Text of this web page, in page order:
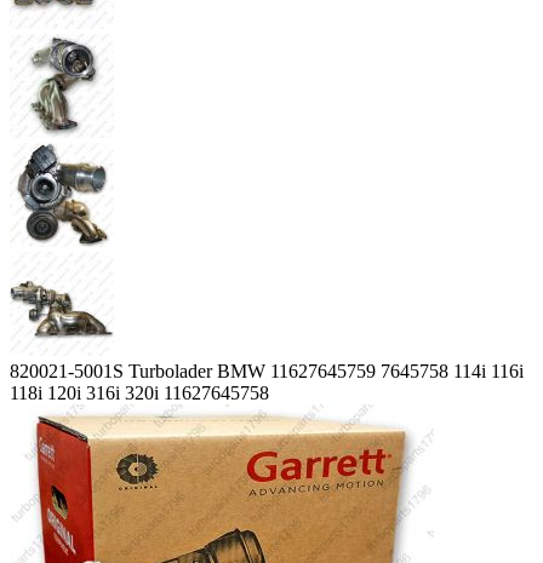
820021-5001S Turbolader BMW 11627645759 7645758 114i 116i
118i 120i 316i 320i 11627645758